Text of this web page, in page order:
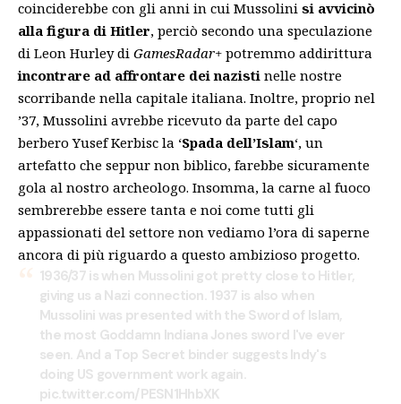
coinciderebbe con gli anni in cui Mussolini si avvicinò
alla figura di Hitler, perciò secondo una speculazione
di Leon Hurley di GamesRadar+ potremmo addirittura
incontrare ad affrontare dei nazisti nelle nostre
scorribande nella capitale italiana. Inoltre, proprio nel
’37, Mussolini avrebbe ricevuto da parte del capo
berbero Yusef Kerbisc la ‘Spada dell’Islam‘, un
artefatto che seppur non biblico, farebbe sicuramente
gola al nostro archeologo. Insomma, la carne al fuoco
sembrerebbe essere tanta e noi come tutti gli
appassionati del settore non vediamo l’ora di saperne
ancora di più riguardo a questo ambizioso progetto.
1936/37 is when Mussolini got pretty close to Hitler,
giving us a Nazi connection. 1937 is also when
Mussolini was presented with the Sword of Islam,
the most Goddamn Indiana Jones sword I've ever
seen. And a Top Secret binder suggests Indy's
doing US government work again.
pic.twitter.com/PESN1HhbXK